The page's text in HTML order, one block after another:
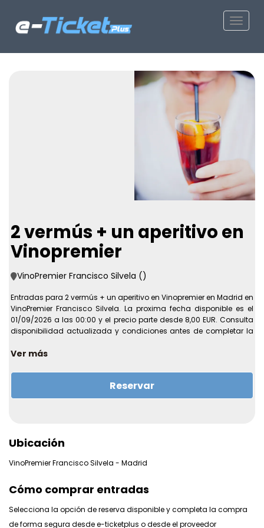
2 vermús + un aperitivo en
Vinopremier
VinoPremier Francisco Silvela ()
Entradas para 2 vermús + un aperitivo en Vinopremier en Madrid en
VinoPremier Francisco Silvela. La proxima fecha disponible es el
01/09/2026 a las 00:00 y el precio parte desde 8,00 EUR. Consulta
disponibilidad actualizada y condiciones antes de completar la
Recinto:
Direccion:Calle de Francisco Silvela, 25
Primera fecha disponible:01/09/2026 a las 00:00
Mas informacion sobre la experiencia
???? ¡Regala esta experiencia a tus seres queridos! Haz clic aquí
Información ???? Fecha y hora: selecciona la fecha y hora que
quieras directamente en el selector de entradas ???? Lugar:
Vinopremier, Madrid ???? Edad: mayores de 18 años ❗ El
Ver más
Reservar
Ubicación
VinoPremier Francisco Silvela - Madrid
Cómo comprar entradas
Selecciona la opción de reserva disponible y completa la compra
de forma segura desde e-ticketplus o desde el proveedor